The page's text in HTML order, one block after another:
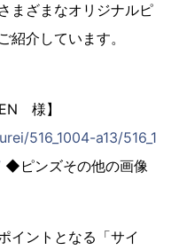
まざまなオリジナルピ
紹介しています。
様】
516_1004-a13/516_1
◆ピンズその他の画像
イントとなる「サイ